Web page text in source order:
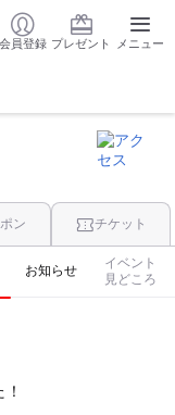
会員登録 プレゼント メニュー
ン チケット
お知らせ
イベント
見どころ